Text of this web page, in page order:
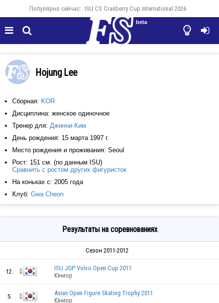
Популярно сейчас: ISU CS Cranberry Cup International 2026
  

beta
Hojung Lee
Сборная: KOR
Дисциплина: женское одиночное
Тренер для: Джинни Ким
День рождения: 15 марта 1997 г.
Место рождения и проживания: Seoul
Рост: 151 см. (по данным ISU)
Сравнить с ростом других фигуристок
На коньках с: 2005 года
Клуб: Gwa Cheon
Результаты на соревнованиях
Сезон 2011-2012
12.
ISU JGP Volvo Open Cup 2011
Юниор
5.
Asian Open Figure Skating Trophy 2011
Юниор